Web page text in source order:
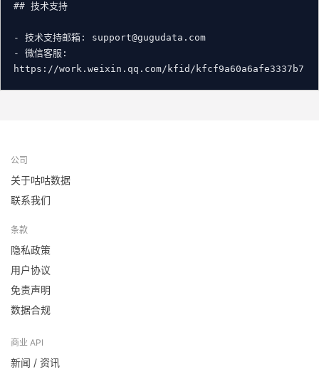
## 技术支持
- 技术支持邮箱: support@gugudata.com
- 微信客服:
公司
关于咕咕数据
联系我们
条款
隐私政策
用户协议
免责声明
数据合规
商业 API
新闻 / 资讯